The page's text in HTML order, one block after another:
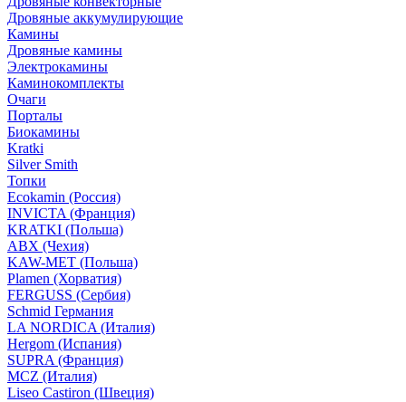
Дровяные аккумулирующие
Камины
Дровяные камины
Электрокамины
Каминокомплекты
Очаги
Порталы
Биокамины
Kratki
Silver Smith
Топки
Ecokamin (Россия)
INVICTA (Франция)
KRATKI (Польша)
ABX (Чехия)
KAW-MET (Польша)
Plamen (Хорватия)
FERGUSS (Сербия)
Schmid Германия
LA NORDICA (Италия)
Hergom (Испания)
SUPRA (Франция)
MCZ (Италия)
Liseo Castiron (Швеция)